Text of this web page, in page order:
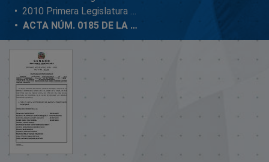
Glosario
Nosotros
2010 Primera Legislatura Ordinaria
ACTA NÚM. 0185 DE LA SESIÓN ORDINARIA DEL SENADO DE LA REPÚBLICA DOMINICANA, MIÉRCOLES 23 DE JUNIO DE 2010